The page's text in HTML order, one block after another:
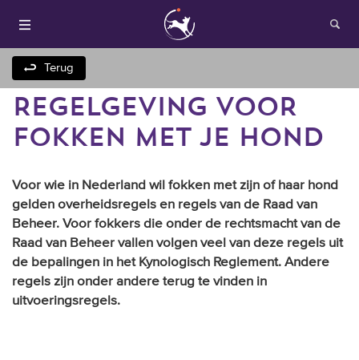
Houden van honden
Fokken met je hond
Onze websites
Terug
REGELGEVING VOOR
FOKKEN MET JE HOND
Voor wie in Nederland wil fokken met zijn of haar hond
gelden overheidsregels en regels van de Raad van
Beheer. Voor fokkers die onder de rechtsmacht van de
Raad van Beheer vallen volgen veel van deze regels uit
de bepalingen in het Kynologisch Reglement. Andere
regels zijn onder andere terug te vinden in
uitvoeringsregels.